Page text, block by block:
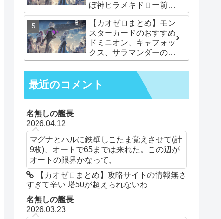
ぼ神ヒラメキドロー前提
みたいなことになってて
やべーでございます
【カオゼロまとめ】モン
スターカードのおすすめ
ドミニオン、キャフォッ
クス、サラマンダーの他
に何かある？
最近のコメント
名無しの艦長
2026.04.12
マグナとハルに鉄壁しこたま覚えさせて(計
9枚)、オートで65までは来れた。この辺が
オートの限界かなって。
【カオゼロまとめ】攻略サイトの情報無さ
すぎて辛い 塔50が超えられないわ
名無しの艦長
2026.03.23